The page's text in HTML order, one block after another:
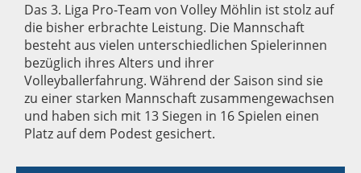
Das 3. Liga Pro-Team von Volley Möhlin ist stolz auf
die bisher erbrachte Leistung. Die Mannschaft
besteht aus vielen unterschiedlichen Spielerinnen
bezüglich ihres Alters und ihrer
Volleyballerfahrung. Während der Saison sind sie
zu einer starken Mannschaft zusammengewachsen
und haben sich mit 13 Siegen in 16 Spielen einen
Platz auf dem Podest gesichert.